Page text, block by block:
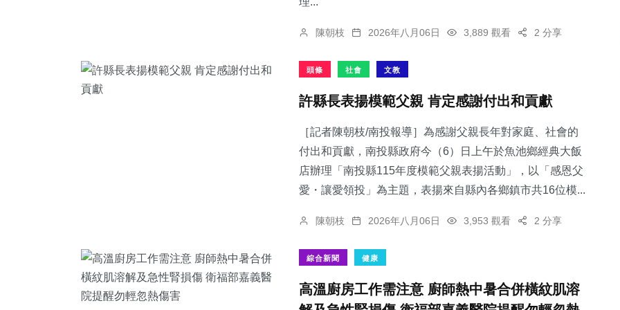
陳朝枝 2026年八月06日 3,889 觀看 2 分享
頭條 社會 文教
許縣長表揚模範父親 肯定感謝付出和貢獻
［記者陳朝枝/南投報導］為感謝父親長年對家庭、社會的
付出和貢獻，南投縣政府今（6）日上午於魚池鄉經典大飯
店辦理「南投縣115年度模範父親表揚活動」，以「感恩父
愛・讓愛領投」為主題，表揚來自縣內各鄉鎮市共16位模...
陳朝枝 2026年八月06日 3,953 觀看 2 分享
綜合新聞 健康
高溫廚房工作需注意 廚師熱中暑合併橫紋肌溶